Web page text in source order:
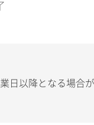
日以降となる場合